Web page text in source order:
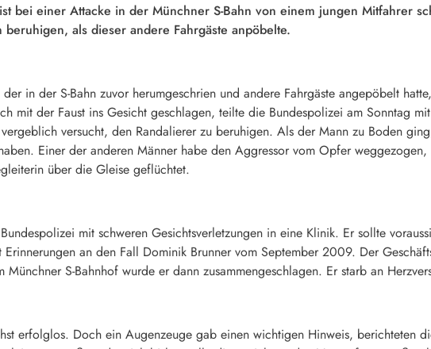
bei einer Attacke in der Münchner S-Bahn von einem jungen Mitfahrer
als dieser andere Fahrgäste anpöbelte.
in der S-Bahn zuvor herumgeschrien und andere Fahrgäste angepöbelt
mit der Faust ins Gesicht geschlagen, teilte die Bundespolizei am Sonntag
versucht, den Randalierer zu beruhigen. Als der Mann zu Boden
Einer der anderen Männer habe den Aggressor vom Opfer
über die Gleise geflüchtet.
mit schweren Gesichtsverletzungen in eine Klinik. Er sollte
an den Fall Dominik Brunner vom September 2009. Der
S-Bahnhof wurde er dann zusammengeschlagen. Er starb an
erfolglos. Doch ein Augenzeuge gab einen wichtigen Hinweis, berichteten